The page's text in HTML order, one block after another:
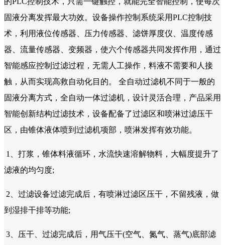
固液分离发挥最大功效。设备操作控制系统采用PLC控制技
术，利用液位传感器、压力传感器、滤饼厚度仪、温度传感
器、流量传感器、变频器，使六个传感器共同发挥作用，通过
智能感应控制过滤过程，无需人工操作，料液不需要和人接
触，从而实现高救自动化目的。 全自动过滤机不同于一般的
固液分离方式，全自动一体过滤机，设计灵活合理，产品采用
智能创新结构过滤技术，设备配备了过滤区和喷淋过滤压干
区，由锥体液体喷到过滤机项部，喷淋发挥有效功能。
1、打浆，锥体料液循环，水流快速溶解物料，大幅度提升了
滤液的均匀度;
2、过滤设备过滤完成后，有喷淋过滤区压干，不留残液，做
到湿排干排等功能;
3、压干、过滤完成后，用气压干(空气、氮气、蒸气)底部滤